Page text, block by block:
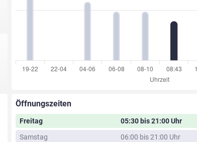
Öffnungszeiten
Freitag
05:30 bis 21:00 Uhr
Samstag
06:00 bis 21:00 Uhr